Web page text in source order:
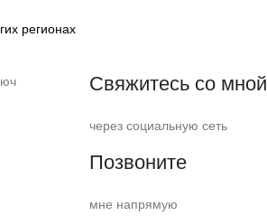
регионах
Свяжитесь со мной
через социальную сеть
Позвоните
мне напрямую